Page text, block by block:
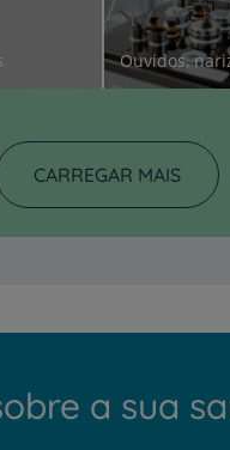
Ouvidos,
CARREGAR MAIS
a sua